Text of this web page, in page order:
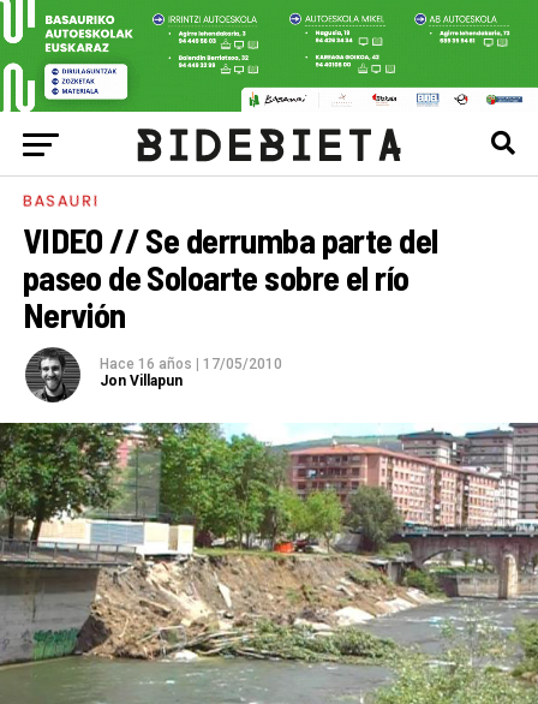
BASAURI
VIDEO // Se derrumba parte del
paseo de Soloarte sobre el río
Nervión
Hace 16 años
17/05/2010
Jon Villapun